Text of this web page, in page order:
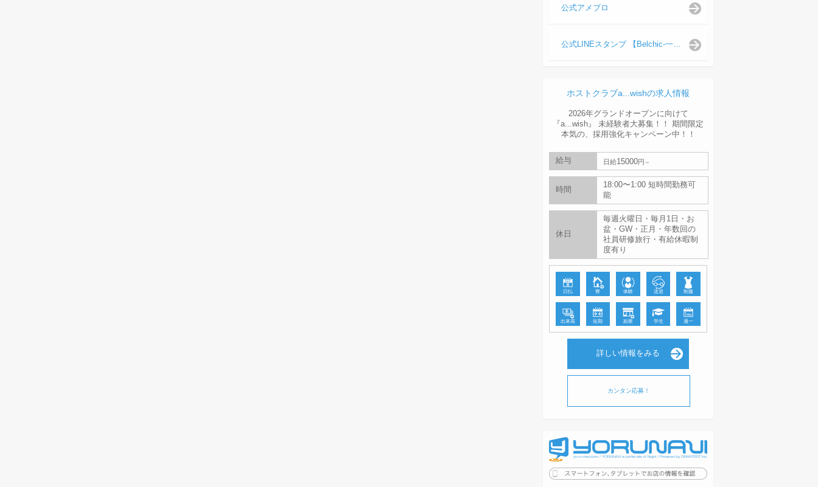
公式アメブロ
公式LINEスタンプ 【Belchic-一ノ瀬 仁支配人】
ホストクラブa...wishの求人情報
2026年グランドオープンに向けて
『a...wish』 未経験者大募集！！ 期間限定
本気の、採用強化キャンペーン中！！
給与 日給15000円
時間
18:00〜1:00 短時間勤務可
能
休日
毎週火曜日・毎月1日・お
盆・GW・正月・年数回の
社員研修旅行・有給休暇制
度有り
日払 寮 体験 送迎 制服
出来高 短期 副業 学生 週一
詳しい情報をみる
カンタン応募！